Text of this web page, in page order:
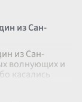
из Сан-
из Сан-
волнующих и
касались